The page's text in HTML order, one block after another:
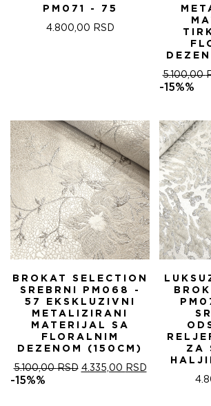
PM071 - 75
4.800,00 RSD
5.100,00
-15%%
BROKAT SELECTION
SREBRNI PM068 -
57 EKSKLUZIVNI
METALIZIRANI
MATERIJAL SA
FLORALNIM
DEZENOM (150CM)
5.100,00RSD ОРИГИНАЛНА
4.335,00 RSDТРЕНУТНА
-15%%
ZA